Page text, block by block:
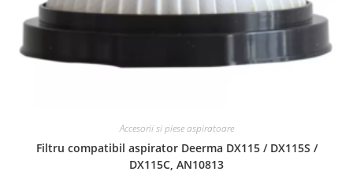
Accesorii si piese aspiratoare
Filtru compatibil aspirator Deerma DX115 / DX115S /
DX115C, AN10813